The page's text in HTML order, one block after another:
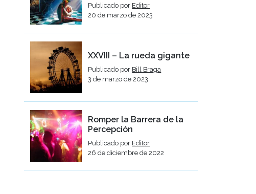
Publicado por Editor
20 de marzo de 2023
XXVIII – La rueda gigante
Publicado por Bill Braga
3 de marzo de 2023
Romper la Barrera de la
Percepción
Publicado por Editor
26 de diciembre de 2022